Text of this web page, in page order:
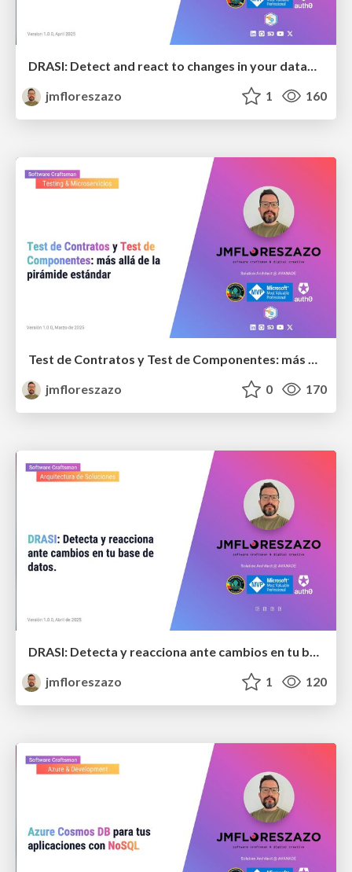
DRASI: Detect and react to changes in your database
jmfloreszazo
1 160
jmfloreszazo
0 170
DRASI: Detecta y reacciona ante cambios en tu base de datos
jmfloreszazo
1 120